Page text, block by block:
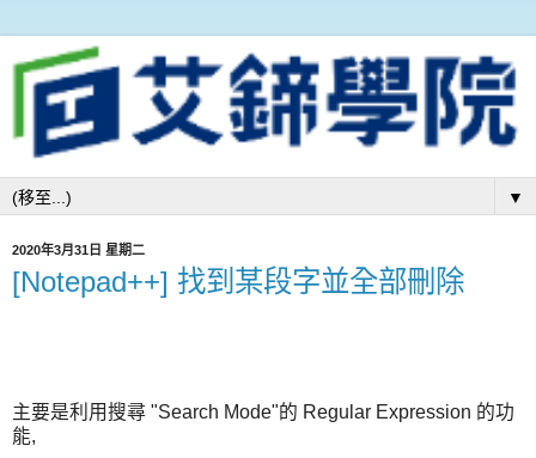
▼
2020年3月31日 星期二
[Notepad++] 找到某段字並全部刪除
主要是利用搜尋 "Search Mode"的 Regular Expression 的功
能,